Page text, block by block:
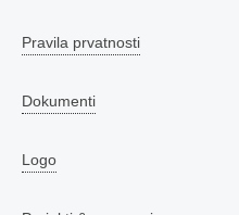
Pravila prvatnosti
Dokumenti
Logo